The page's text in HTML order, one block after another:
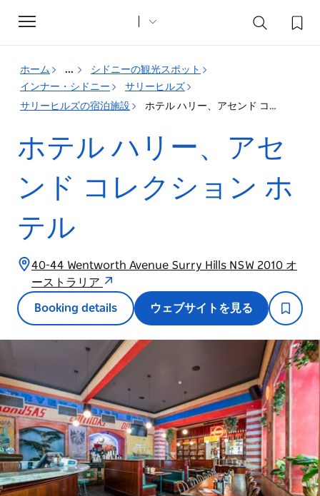
Toggle
navigation
ホーム ...
シドニーの観光スポット
インナー・シドニー
サリーヒルズ
サリーヒルズの宿泊施設
ホテル ハリー、アセンド コレクション ホテル
ホテル ハリー、アセ
ンド コレクション ホ
テル
40-44 Wentworth Avenue Surry Hills NSW 2010 オ
ーストラリア
Booking details ウェブサイトを見る